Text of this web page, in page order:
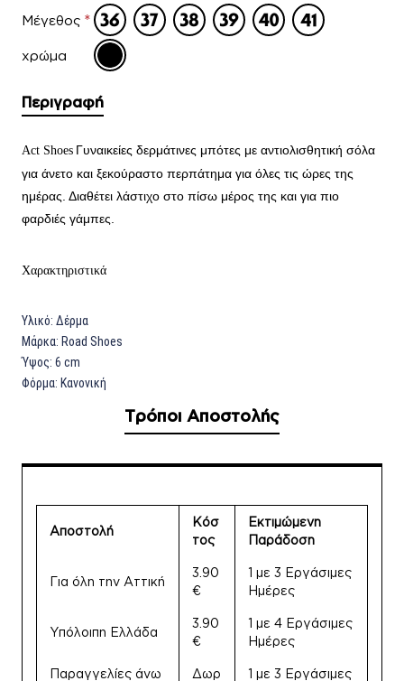
Μέγεθος
χρώμα
Περιγραφή
Act Shoes Γυναικείες δερμάτινες μπότες με αντιολισθητική σόλα
για άνετο και ξεκούραστο περπάτημα για όλες τις ώρες της
ημέρας. Διαθέτει λάστιχο στο πίσω μέρος της και για πιο
φαρδιές γάμπες.
Χαρακτηριστικά
Υλικό: Δέρμα
Μάρκα: Road Shoes
Ύψος: 6 cm
Φόρμα: Κανονική
Τρόποι Αποστολής
Αποστολή
Κόσ
τος
Εκτιμώμενη
Παράδοση
Για όλη την Αττική
3.90
€
1 με 3 Εργάσιμες
Ημέρες
Υπόλοιπη Ελλάδα
3.90
€
1 με 4 Εργάσιμες
Ημέρες
Παραγγελίες άνω
Δωρ
1 με 3 Εργάσιμες